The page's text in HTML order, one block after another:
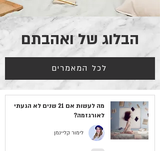
הבלוג של ואהבתם
לכל המאמרים
מה לעשות אם 21 שנים לא הגעתי
לאורגזמה?
לימור קליינמן